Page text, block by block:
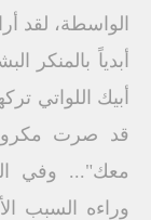
الواسطة، لقد
أبدياً بالمنكر
أبيك اللواتي
قد صرت
معك"... وفي
وراءه السبب